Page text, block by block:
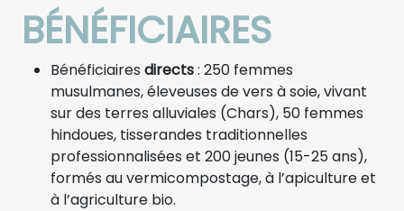
BÉNÉFICIAIRES
Bénéficiaires directs: 250 femmes
musulmanes, éleveuses de vers à soie, vivant
sur des terres alluviales (Chars), 50 femmes
hindoues, tisserandes traditionnelles
professionnalisées et 200 jeunes (15-25 ans),
formés au vermicompostage, à l’apiculture et
à l’agriculture bio.